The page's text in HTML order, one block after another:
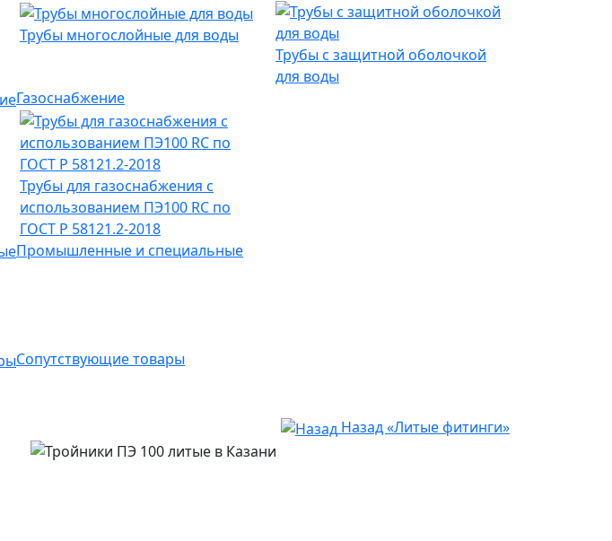
Трубы многослойные для воды
Трубы с защитной оболочкой
для воды
Газоснабжение
Трубы для газоснабжения с
использованием ПЭ100 RC по
ГОСТ Р 58121.2-2018
Промышленные и специальные
Сопутствующие товары
Назад «Литые фитинги»